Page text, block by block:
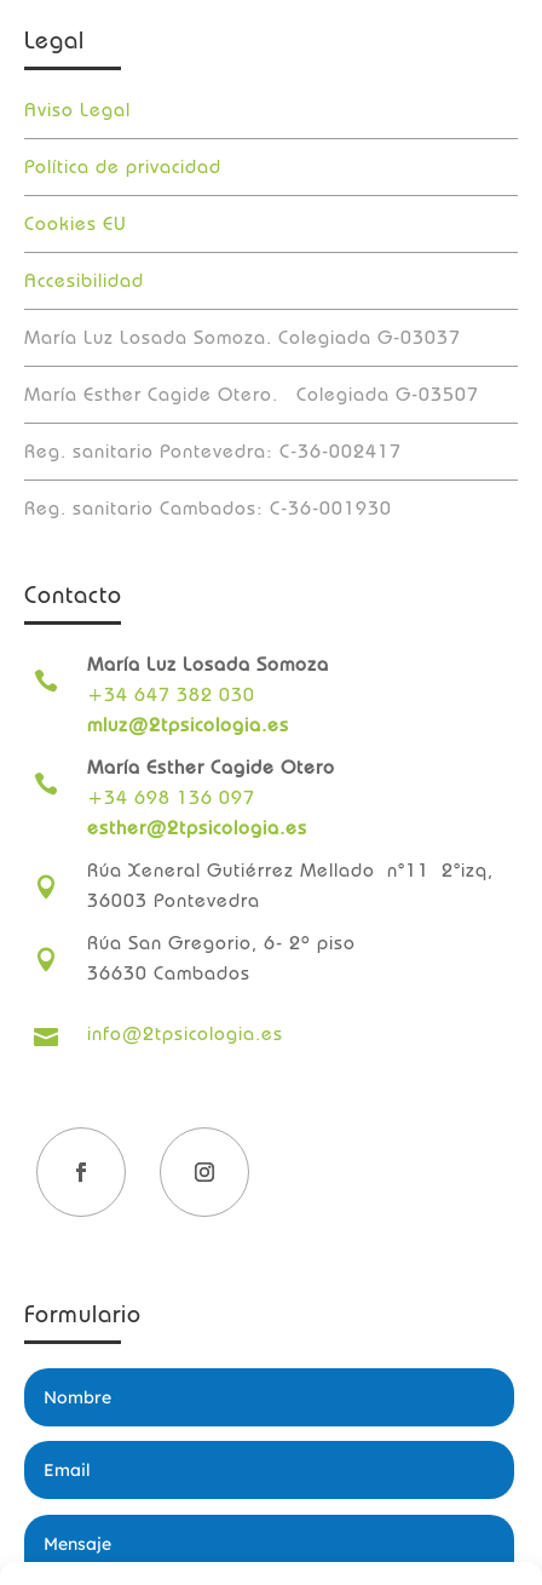
Legal
Aviso Legal
Política de privacidad
Cookies EU
Accesibilidad
María Luz Losada Somoza. Colegiada G-03037
María Esther Cagide Otero. Colegiada G-03507
Reg. sanitario Pontevedra: C-36-002417
Reg. sanitario Cambados: C-36-001930
Contacto

María Luz Losada Somoza
+34 647 382 030
mluz@2tpsicologia.es

María Esther Cagide Otero
+34 698 136 097
esther@2tpsicologia.es

Rúa Xeneral Gutiérrez Mellado n°11 2°izq,
36003 Pontevedra

Rúa San Gregorio, 6- 2º piso
36630 Cambados
 info@2tpsicologia.es
Formulario